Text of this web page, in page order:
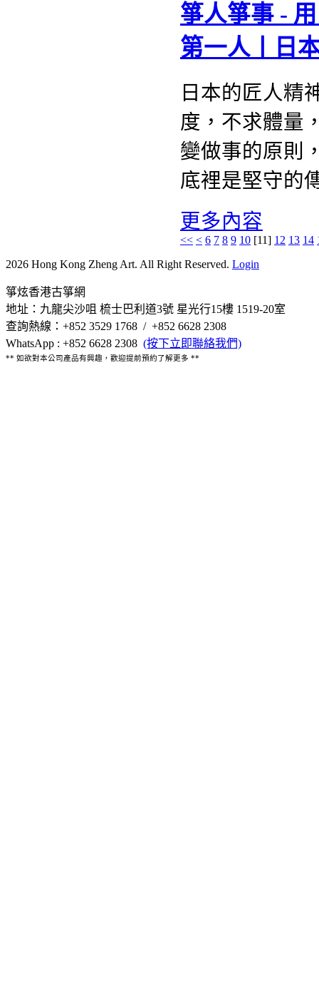
箏人箏事 -
第一人丨日
日本的匠人精
度，不求體量
變做事的原則
底裡是堅守的
更多內容
<< < 6 7 8 9 10 [11] 12 13 14
2026 Hong Kong Zheng Art. All Right Reserved. Login
箏炫香港古箏網
地址：九龍尖沙咀 梳士巴利道3號 星光行15樓 1519-20室
查詢熱線：+852 3529 1768 / +852 6628 2308
WhatsApp : +852 6628 2308 (按下立即聯絡我們)
** 如欲對本公司產品有興趣，歡迎提前預約了解更多 **